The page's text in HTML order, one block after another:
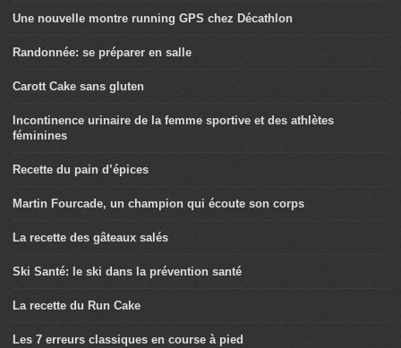
Une nouvelle montre running GPS chez Décathlon
Randonnée: se préparer en salle
Carott Cake sans gluten
Incontinence urinaire de la femme sportive et des athlètes
féminines
Recette du pain d’épices
Martin Fourcade, un champion qui écoute son corps
La recette des gâteaux salés
Ski Santé: le ski dans la prévention santé
La recette du Run Cake
Les 7 erreurs classiques en course à pied